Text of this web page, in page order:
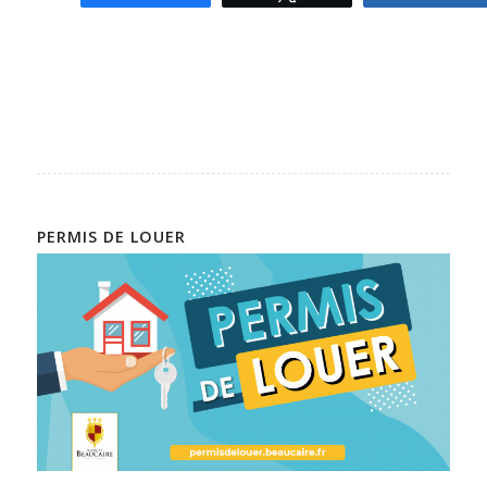
PERMIS DE LOUER